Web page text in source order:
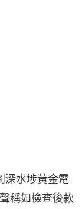
深水埗黃金電
稱如檢查後款